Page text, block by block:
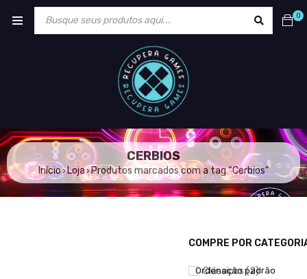
0
CERBIOS
Início›Loja›Produtos marcados com a tag “Cerbios”
COMPRE POR
Clássicos (2)
Ordenação padrão
MOSTRAR APENAS